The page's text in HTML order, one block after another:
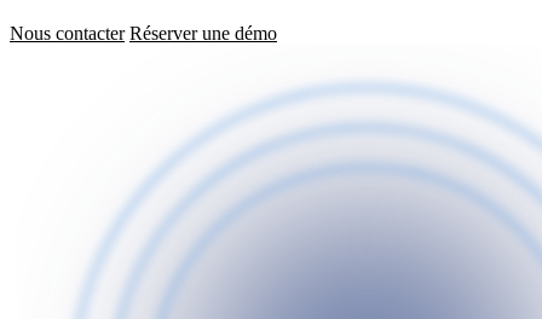
Nous contacter Réserver une démo